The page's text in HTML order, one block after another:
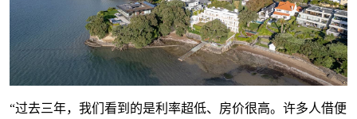
“过去三年，我们看到的是利率超低、房价很高。许多人借便